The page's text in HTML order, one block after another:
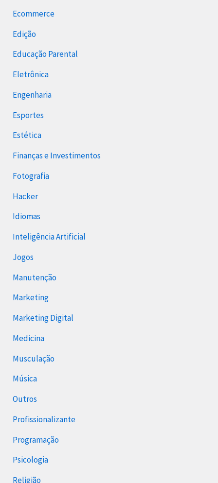
Ecommerce
Edição
Educação Parental
Eletrônica
Engenharia
Esportes
Estética
Finanças e Investimentos
Fotografia
Hacker
Idiomas
Inteligência Artificial
Jogos
Manutenção
Marketing
Marketing Digital
Medicina
Musculação
Música
Outros
Profissionalizante
Programação
Psicologia
Religião